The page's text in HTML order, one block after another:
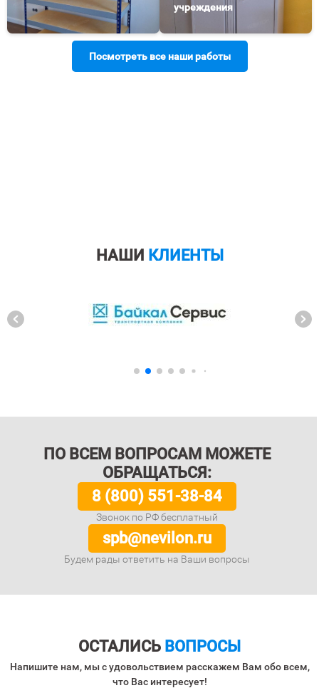
учреждения
Посмотреть все наши работы
НАШИ КЛИЕНТЫ
ПО ВСЕМ ВОПРОСАМ МОЖЕТЕ
ОБРАЩАТЬСЯ:
8 (800) 551-38-84
Звонок по РФ бесплатный
spb@nevilon.ru
Будем рады ответить на Ваши вопросы
ОСТАЛИСЬ ВОПРОСЫ
Напишите нам, мы с удовольствием расскажем Вам обо всем,
что Вас интересует!